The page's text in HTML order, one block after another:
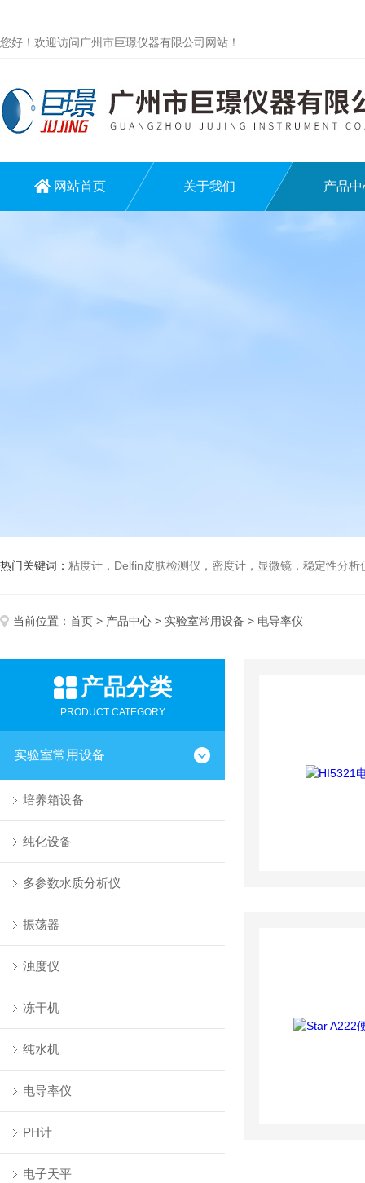
您好！欢迎访问广州市巨璟仪器有限公司网站！
网站首页 关于我们 产品中
热门关键词： 粘度计，Delfin皮肤检测仪，密度计，显微镜，稳定性分
当前位置： 首页 > 产品中心 > 实验室常用设备 > 电导率仪
产品分类
PRODUCT CATEGORY
实验室常用设备
培养箱设备
纯化设备
多参数水质分析仪
振荡器
浊度仪
冻干机
纯水机
电导率仪
PH计
电子天平